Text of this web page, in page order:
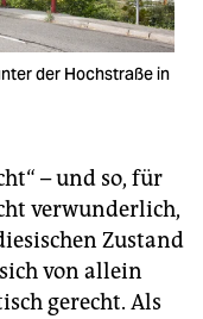
der Hochstraße in
– und so, für
verwunderlich,
Zustand
von allein
gerecht. Als